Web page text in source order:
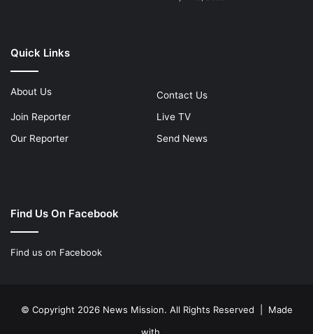
Quick Links
About Us
Contact Us
Join Reporter
Live TV
Our Reporter
Send News
Find Us On Facebook
Find us on Facebook
© Copyright 2026 News Mission. All Rights Reserved | Made